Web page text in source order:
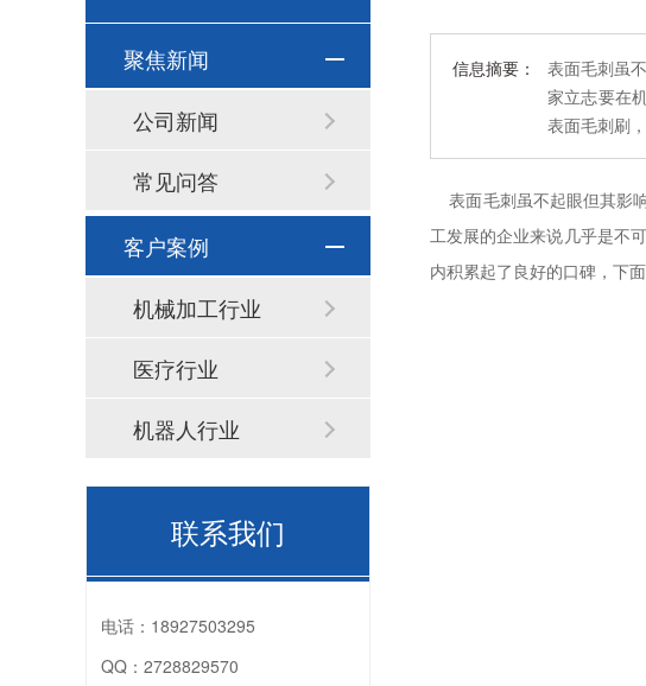
信息摘要：
表面毛刺虽
家立志要在
表面毛刺刷
表面毛刺虽不起眼但其影
工发展的企业来说几乎是不
内积累起了良好的口碑，下
聚焦新闻
公司新闻
常见问答
客户案例
机械加工行业
医疗行业
机器人行业
联系我们
电话： 18927503295
QQ： 2728829570